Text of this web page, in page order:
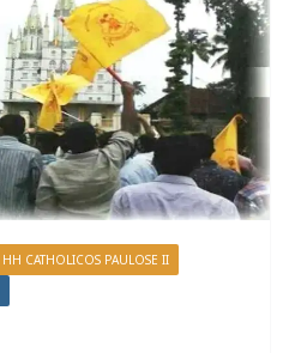
HH CATHOLICOS PAULOSE II